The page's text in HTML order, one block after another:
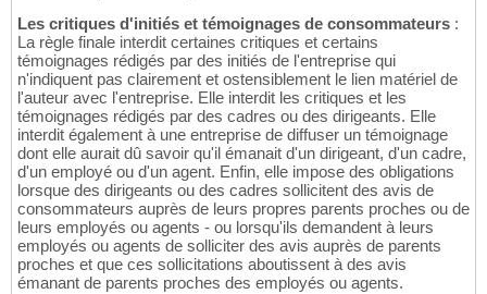
Les critiques d'initiés et témoignages de consommateurs :
La règle finale interdit certaines critiques et certains
témoignages rédigés par des initiés de l'entreprise qui
n'indiquent pas clairement et ostensiblement le lien matériel de
l'auteur avec l'entreprise. Elle interdit les critiques et les
témoignages rédigés par des cadres ou des dirigeants. Elle
interdit également à une entreprise de diffuser un témoignage
dont elle aurait dû savoir qu'il émanait d'un dirigeant, d'un cadre,
d'un employé ou d'un agent. Enfin, elle impose des obligations
lorsque des dirigeants ou des cadres sollicitent des avis de
consommateurs auprès de leurs propres parents proches ou de
leurs employés ou agents - ou lorsqu'ils demandent à leurs
employés ou agents de solliciter des avis auprès de parents
proches et que ces sollicitations aboutissent à des avis
émanant de parents proches des employés ou agents.